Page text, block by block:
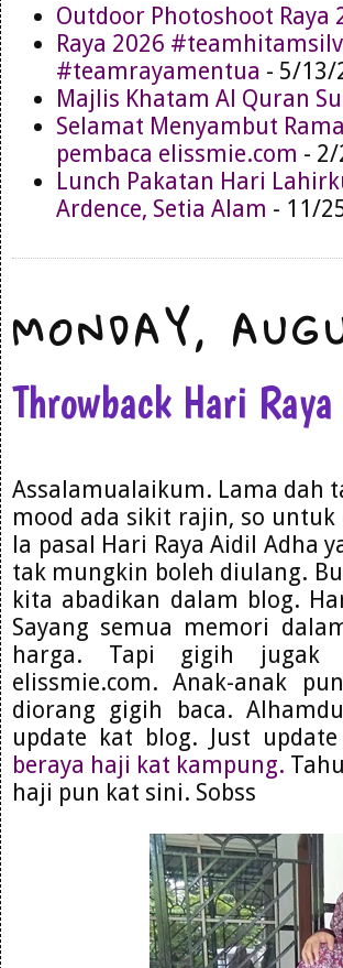
Outdoor Photoshoot Raya
Raya 2026
#teamrayamentua - 5/13/
Majlis Khatam Al Quran
Selamat Menyambut
pembaca elissmie.com -
Lunch Pakatan Hari
Ardence, Setia Alam - 11/
MONDAY,
Throwback Hari
Assalamualaikum. Lama dah
mood ada sikit rajin, so
la pasal Hari Raya Aidil Adha
tak mungkin boleh diulang.
kita abadikan dalam blog.
Sayang semua memori
harga. Tapi gigih jugak
elissmie.com. Anak-anak
diorang gigih baca.
update kat blog. Just
beraya haji kat kampung.
haji pun kat sini. Sobss